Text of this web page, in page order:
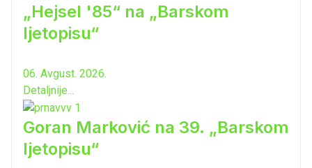
„Hejsel '85“ na „Barskom
ljetopisu“
06. Avgust. 2026.
Detaljnije...
Goran Marković na 39. „Barskom
ljetopisu“